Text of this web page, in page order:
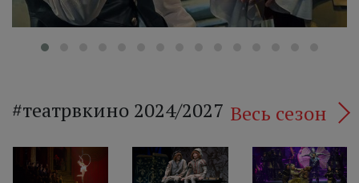
#театрвкино 2024/2027 Весь сезон